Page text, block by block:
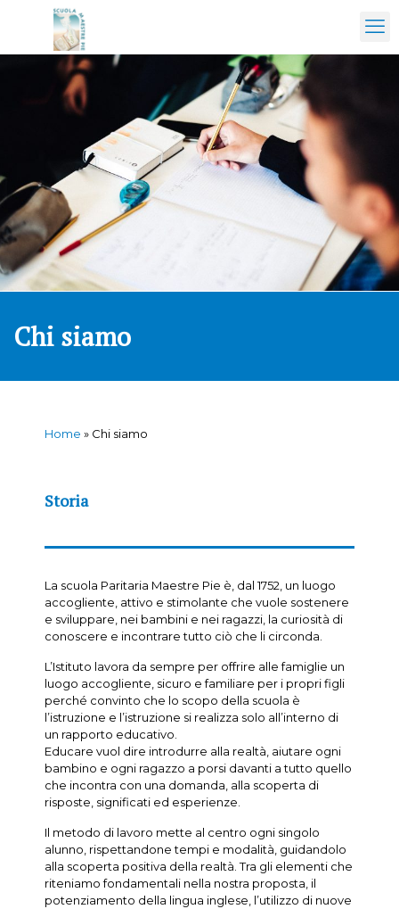
Chi siamo
Home » Chi siamo
Storia
La scuola Paritaria Maestre Pie è, dal 1752, un luogo
accogliente, attivo e stimolante che vuole sostenere
e sviluppare, nei bambini e nei ragazzi, la curiosità di
conoscere e incontrare tutto ciò che li circonda.
L’Istituto lavora da sempre per offrire alle famiglie un
luogo accogliente, sicuro e familiare per i propri figli
perché convinto che lo scopo della scuola è
l’istruzione e l’istruzione si realizza solo all’interno di
un rapporto educativo.
Educare vuol dire introdurre alla realtà, aiutare ogni
bambino e ogni ragazzo a porsi davanti a tutto quello
che incontra con una domanda, alla scoperta di
risposte, significati ed esperienze.
Il metodo di lavoro mette al centro ogni singolo
alunno, rispettandone tempi e modalità, guidandolo
alla scoperta positiva della realtà. Tra gli elementi che
riteniamo fondamentali nella nostra proposta, il
potenziamento della lingua inglese, l’utilizzo di nuove